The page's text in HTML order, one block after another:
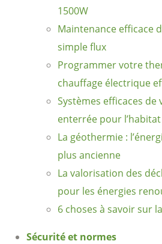
1500W
Maintenance efficace
simple flux
Programmer votre
chauffage électrique
Systèmes efficaces
enterrée pour l’habitat
La géothermie :
plus ancienne
La valorisation des
pour les énergies
6 choses à savoir sur
Sécurité et normes